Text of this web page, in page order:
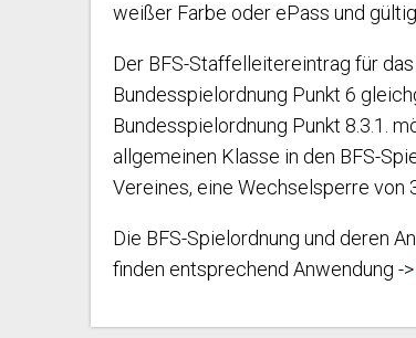
weißer Farbe oder ePass und
Der BFS-Staffelleitereintrag für
Bundesspielordnung Punkt 6
Bundesspielordnung Punkt 8.3.1.
allgemeinen Klasse in den BFS-
Vereines, eine Wechselsperre von
Die BFS-Spielordnung und deren
finden entsprechend Anwendung ->